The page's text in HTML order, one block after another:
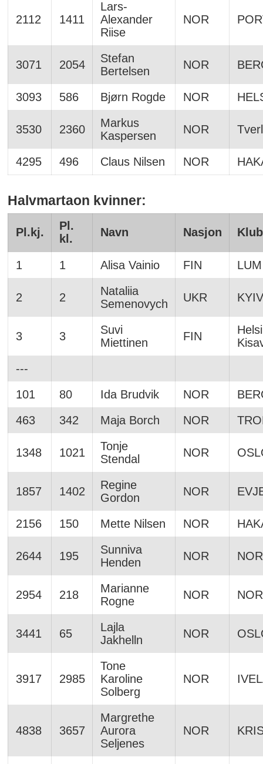
2112 1411
Lars-
Alexander
Riise
NOR
3071 2054
Stefan
Bertelsen
NOR
3093 586 Bjørn Rogde NOR
3530 2360
Markus
Kaspersen
NOR
4295 496 Claus Nilsen NOR
Halvmartaon kvinner:
Pl.kj.
Pl.
kl.
Navn Nasjon
1 1 Alisa Vainio FIN LUM
2 2
Nataliia
Semenovych
UKR KYIV
3 3
Suvi
Miettinen
FIN
---
101
80 Ida Brudvik NOR
463
342 Maja Borch NOR
1348 1021
Tonje
Stendal
NOR
1857 1402
Regine
Gordon
NOR
2156 150 Mette Nilsen NOR
2644 195
Sunniva
Henden
NOR
2954 218
Marianne
Rogne
NOR
3441 65
Lajla
Jakhelln
NOR
3917 2985
Tone
Karoline
Solberg
NOR
4838 3657
Margrethe
Aurora
Seljenes
NOR